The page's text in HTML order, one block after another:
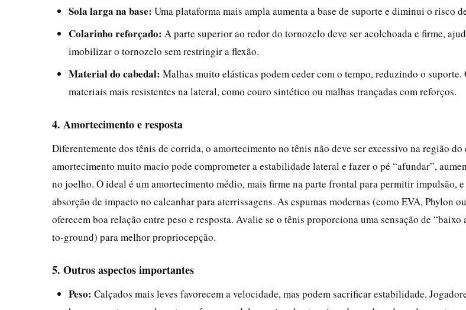
Sola larga na base: Uma plataforma mais ampla aumenta a base de suporte e diminui o risco
Colarinho reforçado: A parte superior ao redor do tornozelo deve ser acolchoada e firme,
imobilizar o tornozelo sem restringir a flexão.
Material do cabedal: Malhas muito elásticas podem ceder com o tempo, reduzindo o suporte.
materiais mais resistentes na lateral, como couro sintético ou malhas trançadas com reforços.
4. Amortecimento e resposta
Diferentemente dos tênis de corrida, o amortecimento no tênis não deve ser excessivo na região do
amortecimento muito macio pode comprometer a estabilidade lateral e fazer o pé “afundar”,
no joelho. O ideal é um amortecimento médio, mais firme na parte frontal para permitir impulsão, e
absorção de impacto no calcanhar para aterrissagens. As espumas modernas (como EVA, Phylon
oferecem boa relação entre peso e resposta. Avalie se o tênis proporciona uma sensação de “baixo
to-ground) para melhor propriocepção.
5. Outros aspectos importantes
Peso: Calçados mais leves favorecem a velocidade, mas podem sacrificar estabilidade.